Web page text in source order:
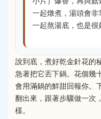
一起燉煮，湯頭會
一起熬湯底，也是很
說到底，煮好乾金針花的
急著把它丟下鍋。花個幾
會用滿鍋的鮮甜回報你。
翻出來，跟著步驟做一次
樣。